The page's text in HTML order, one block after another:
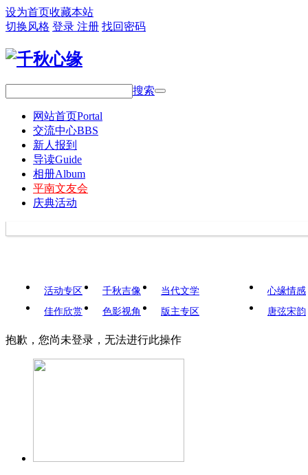
设为首页收藏本站
切换风格 登录 注册 找回密码
搜索
网站首页Portal
交流中心BBS
新人报到
导读Guide
相册Album
平南文友会
庆典活动
活动专区 千秋吉像
当代文学
佳作欣赏
色影视角 版主专区
心缘情感
唐弦宋韵
抱歉，您尚未登录，无法进行此操作